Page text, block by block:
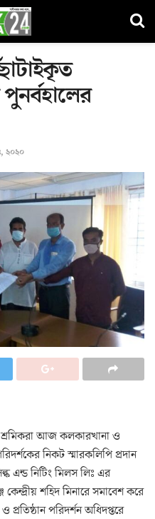
২০২০
আজ কলকারখানা ও
নিকট স্মারকলিপি প্রদান
এন্ড নিটিং মিলস লিঃ এর
শহিদ মিনারে সমাবেশ করে
পরিদর্শন অধিদপ্তরে